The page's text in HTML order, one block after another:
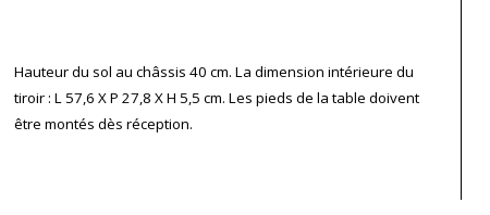
Hauteur du sol au châssis 40 cm. La dimension intérieure du
tiroir : L 57,6 X P 27,8 X H 5,5 cm. Les pieds de la table doivent
être montés dès réception.